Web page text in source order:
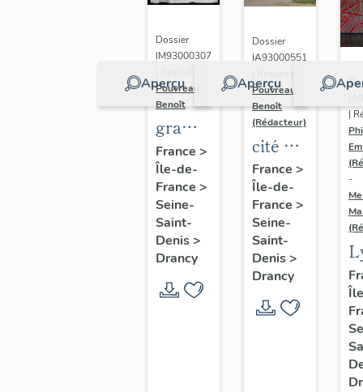
Aperçu
Dossier
IM93000307
Pouvreau
Benoît
graffiti
de la
cité de
la
Muette,
dite
aussi
camp
France >
Île-de-
France >
Seine-
Saint-
Denis>
Drancy
Aperçu
Dossier
IA93000551
Pouvreau
Benoît
(Rédacteur)
cité de
la
Muette
France >
Île-de-
France >
Seine-
Saint-
Denis>
Drancy
|
-